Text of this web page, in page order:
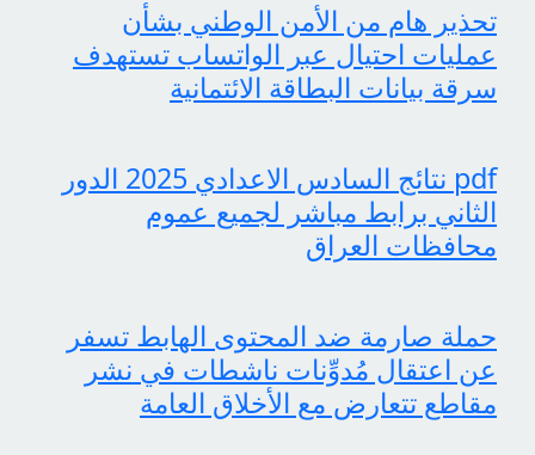
تحذير هام من الأمن الوطني بشأن
عمليات احتيال عبر الواتساب تستهدف
سرقة بيانات البطاقة الائتمانية
pdf نتائج السادس الاعدادي 2025 الدور
الثاني برابط مباشر لجميع عموم
محافظات العراق
حملة صارمة ضد المحتوى الهابط تسفر
عن اعتقال مُدوِّنات ناشطات في نشر
مقاطع تتعارض مع الأخلاق العامة